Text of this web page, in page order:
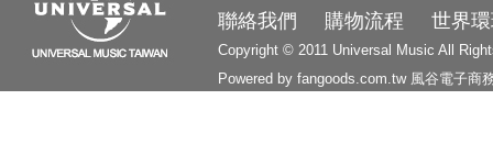
聯絡我們 購物流程 世界
Copyright © 2011 Universal Music All
Powered by fangoods.com.tw 風谷電子商